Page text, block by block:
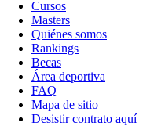
Cursos
Masters
Quiénes somos
Rankings
Becas
Área deportiva
FAQ
Mapa de sitio
Desistir contrato aquí